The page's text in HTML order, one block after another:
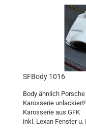
SFBody 1016
Body ähnlich
Karosserie unlackiert!
Karosserie aus GFK
inkl. Lexan Fenster u.